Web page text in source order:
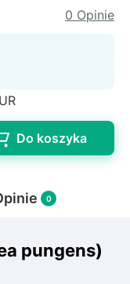
0 Opinie
Do koszyka
0
pungens)